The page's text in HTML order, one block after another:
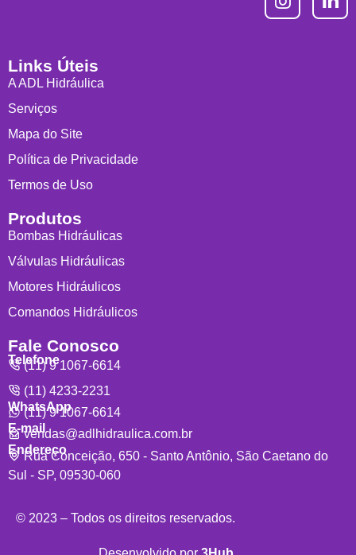
Links Úteis
A ADL Hidráulica
Serviços
Mapa do Site
Política de Privacidade
Termos de Uso
Produtos
Bombas Hidráulicas
Válvulas Hidráulicas
Motores Hidráulicos
Comandos Hidráulicos
Fale Conosco
Telefone
(11) 9 1067-6614
(11) 4233-2231
WhatsApp
(11) 9 1067-6614
E-mail
vendas@adlhidraulica.com.br
Endereço
Rua Conceição, 650 - Santo Antônio, São Caetano do
Sul - SP, 09530-060
© 2023 – Todos os direitos reservados.